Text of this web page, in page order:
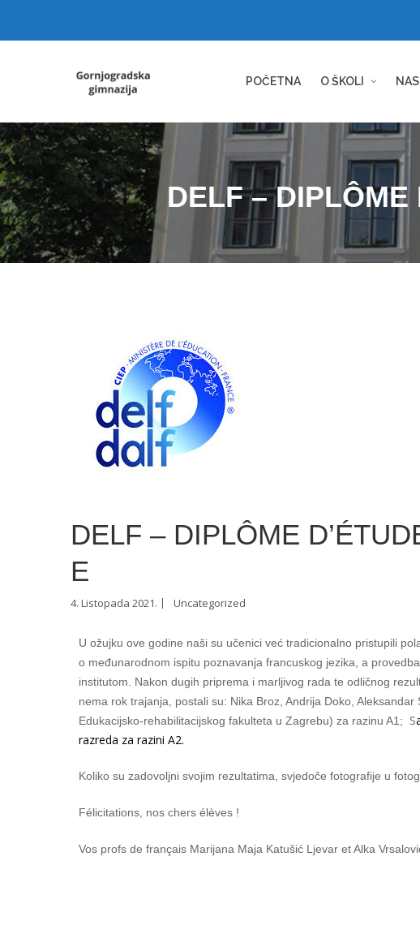
POČETNA O ŠKOLI
DELF – DIPLÔME
DELF – DIPLÔME
E
4. Listopada 2021. Uncategorized
U ožujku ove godine naši su učenici već tradicionalno pristupili
o međunarodnom ispitu poznavanja francuskog jezika, a
institutom. Nakon dugih priprema i marljivog rada te odličnog
nema rok trajanja, postali su: Nika Broz, Andrija Doko,
Edukacijsko-rehabilitacijskog fakulteta u Zagrebu) za razinu A1; S
razreda za razini A2.
Koliko su zadovoljni svojim rezultatima, svjedoče fotografije u
Félicitations, nos chers élèves !
Vos profs de français Marijana Maja Katušić Ljevar et Alka